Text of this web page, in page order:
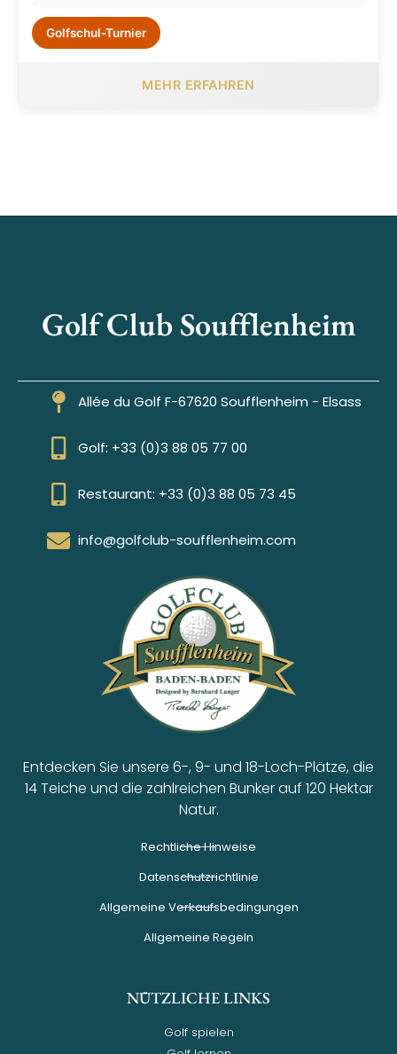
Golfschul-Turnier
MEHR ERFAHREN
Golf Club Soufflenheim
Allée du Golf F-67620 Soufflenheim - Elsass
Golf: +33 (0)3 88 05 77 00
Restaurant: +33 (0)3 88 05 73 45
info@golfclub-soufflenheim.com
Entdecken Sie unsere 6-, 9- und 18-Loch-Plätze, die
14 Teiche und die zahlreichen Bunker auf 120 Hektar
Natur.
Rechtliche Hinweise
Datenschutzrichtlinie
Allgemeine Verkaufsbedingungen
Allgemeine Regeln
NÜTZLICHE LINKS
Golf spielen